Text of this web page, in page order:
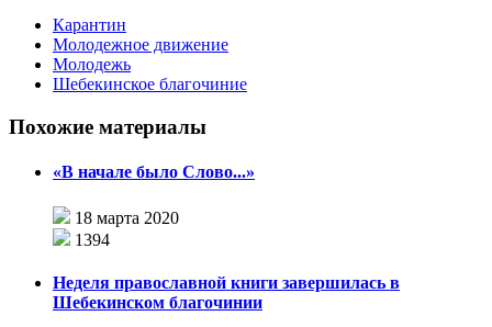
Карантин
Молодежное движение
Молодежь
Шебекинское благочиние
Похожие материалы
«В начале было Слово...»
18 марта 2020
1394
Неделя православной книги завершилась в
Шебекинском благочинии